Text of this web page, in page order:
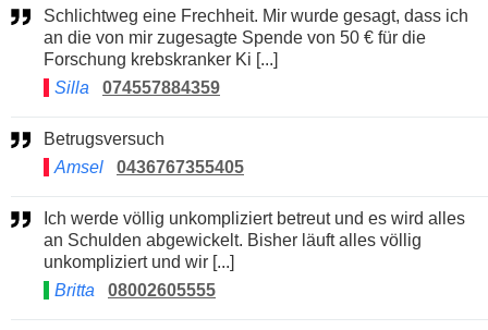
Schlichtweg eine Frechheit. Mir wurde gesagt, dass ich
an die von mir zugesagte Spende von 50 € für die
Forschung krebskranker Ki [...]
Silla
074557884359
Betrugsversuch
Amsel
0436767355405
an Schulden abgewickelt. Bisher läuft alles völlig
unkompliziert und wir [...]
Britta
08002605555